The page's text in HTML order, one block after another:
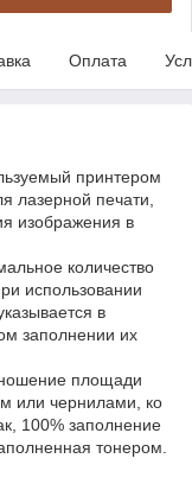
Оплата
принтером
печати,
изображения в
количество
использовании
в
заполнении их
площади
или чернилами, ко
100% заполнение
тонером.